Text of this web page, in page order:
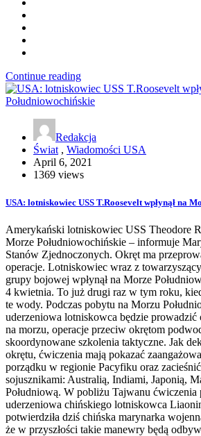
Continue reading
Redakcja
Świat, Wiadomości USA
April 6, 2021
1369 views
USA: lotniskowiec USS T.Roosevelt wpłynął na
Amerykański lotniskowiec USS Theodore
Morze Południowochińskie – informuje
Stanów Zjednoczonych. Okręt ma
operacje. Lotniskowiec wraz z
grupy bojowej wpłynął na Morze
4 kwietnia. To już drugi raz w tym roku,
te wody. Podczas pobytu na Morzu
uderzeniowa lotniskowca będzie prowadzić
na morzu, operacje przeciw okrętom
skoordynowane szkolenia taktyczne. Jak
okrętu, ćwiczenia mają pokazać
porządku w regionie Pacyfiku oraz
sojusznikami: Australią, Indiami, Japonią,
Południową. W pobliżu Tajwanu ćwiczenia
uderzeniowa chińskiego lotniskowca
potwierdziła dziś chińska marynarka
że w przyszłości takie manewry będą